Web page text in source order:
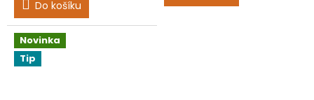
Do košíku
Novinka
Tip